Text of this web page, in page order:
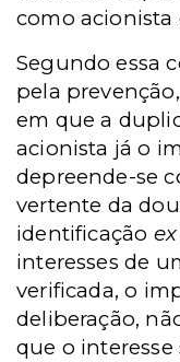
como acionista
Segundo essa
pela
em que a
acionista já o
depreende-se
vertente da
identificação
interesses de
verificada, o
deliberação,
que o